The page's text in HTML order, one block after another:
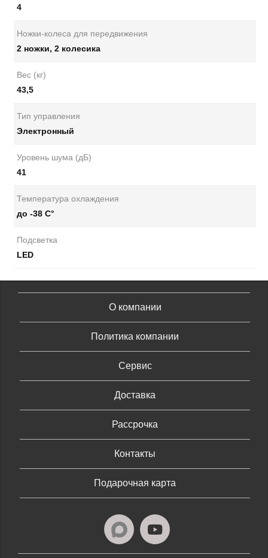
4
Ножки-колеса для передвижения
2 ножки, 2 колесика
Вес (кг)
43,5
Тип управления
Электронный
Уровень шума (дБ)
41
Температура охлаждения
до -38 С°
Подсветка
LED
О компании
Политика компании
Сервис
Доставка
Рассрочка
Контакты
Подарочная карта